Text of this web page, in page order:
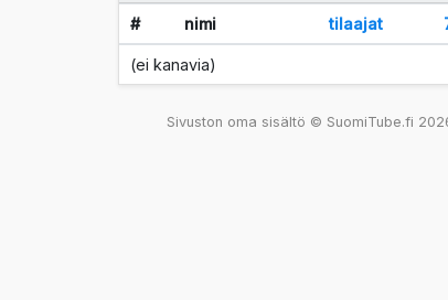
# nimi tilaajat
(ei kanavia)
Sivuston oma sisältö © SuomiTube.fi